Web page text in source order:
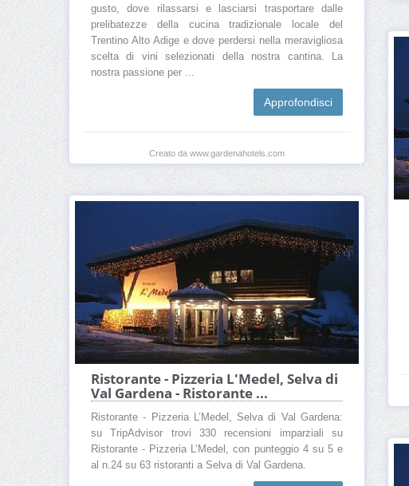
gusto, dove rilassarsi e lasciarsi trasportare dalle
prelibatezze della cucina tradizionale locale del
Trentino Alto Adige e dove perdersi nella meravigliosa
scelta di vini selezionati della nostra cantina. La
nostra passione per ...
Approfondisci
Creato da www.gardenahotels.com
Ristorante - Pizzeria L'Medel, Selva di
Val Gardena - Ristorante ...
Ristorante - Pizzeria L’Medel, Selva di Val Gardena:
su TripAdvisor trovi 330 recensioni imparziali su
Ristorante - Pizzeria L’Medel, con punteggio 4 su 5 e
al n.24 su 63 ristoranti a Selva di Val Gardena.